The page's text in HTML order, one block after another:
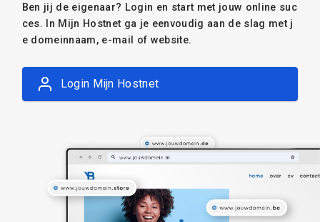
Ben jij de eigenaar? Login en start met jouw online suc
ces. In Mijn Hostnet ga je eenvoudig aan de slag met j
e domeinnaam, e-mail of website.
Login Mijn Hostnet